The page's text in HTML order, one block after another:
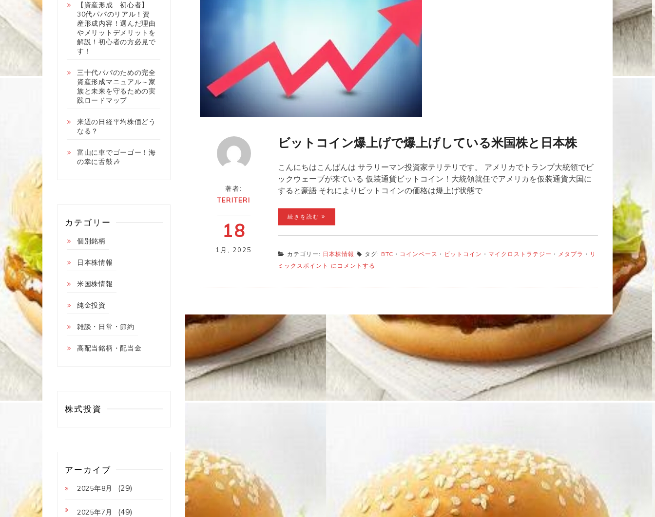
著者:
TERITERI
18
1月 , 2025
ビットコイン爆上げで爆上げしている米国株と日本株
こんにちはこんばんは サラリーマン投資家テリテリです。 アメリカでトランプ大統領でビ
ックウェーブが来ている 仮装通貨ビットコイン！大統領就任でアメリカを仮装通貨大国に
すると豪語 それによりビットコインの価格は爆上げ状態で
続きを読む
カテゴリー: 日本株情報 タグ: BTC ・ コインベース ・ ビットコイン ・ マイクロストラテジー ・ メタプラ ・ リ
ミックスポイント
ビ
コ
で
爆
る
にコメントする
【資産形成 初心者】
30代パパのリアル！資
産形成内容！選んだ理由
やメリットデメリットを
解説！初心者の方必見で
す！
三十代パパのための完全
資産形成マニュアル～家
族と未来を守るための実
践ロードマップ
来週の日経平均株価どう
なる？
富山に車でゴーゴー！海
の幸に舌鼓🎶
カテゴリー
個別銘柄
日本株情報
米国株情報
純金投資
雑談・日常・節約
高配当銘柄・配当金
株式投資
アーカイブ
2025年8月 (29)
2025年7月 (49)